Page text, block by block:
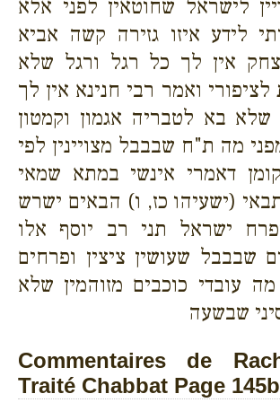
לישראל שחוטאין לפני אלא
לידע איזו גזירה קשה אביא
אין לך כל רגל ורגל שלא
ואמר רבי חנינא אין לך
שלא בא לטבריה אגמון וקמטון
מה ת"ח שבבבל מצויינין לפי
דאמרי אינשי במתא שמאי
(ישעיהו כז, ו) הבאים ישרש
ישראל תני רב יוסף אלו
שבבבל שעושין ציצין ופרחים
עובדי כוכבים מזוהמין שלא
שבשעה
Commentaires de
Traité Chabbat Page 145b